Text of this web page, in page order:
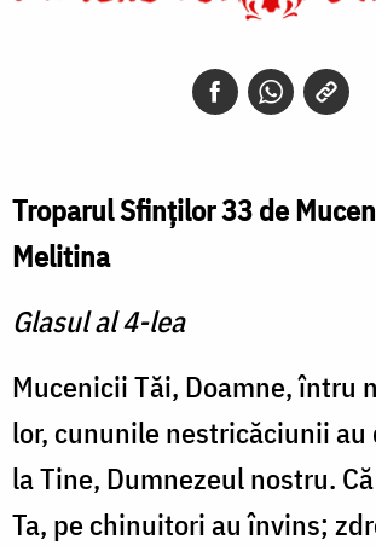
Troparul Sfinţilor 33 de
Melitina
Glasul al 4-lea
Mucenicii Tăi, Doamne, întru
lor, cununile nestricăciunii
la Tine, Dumnezeul nostru.
Ta, pe chinuitori au învins;